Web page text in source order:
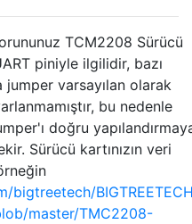
TCM2208 Sürücü
piniyle ilgilidir, bazı
jumper varsayılan olarak
bu nedenle
doğru
Sürücü kartınızın veri
bigtreetech/
master/TMC2208-